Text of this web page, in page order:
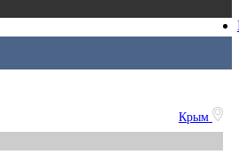
Крым